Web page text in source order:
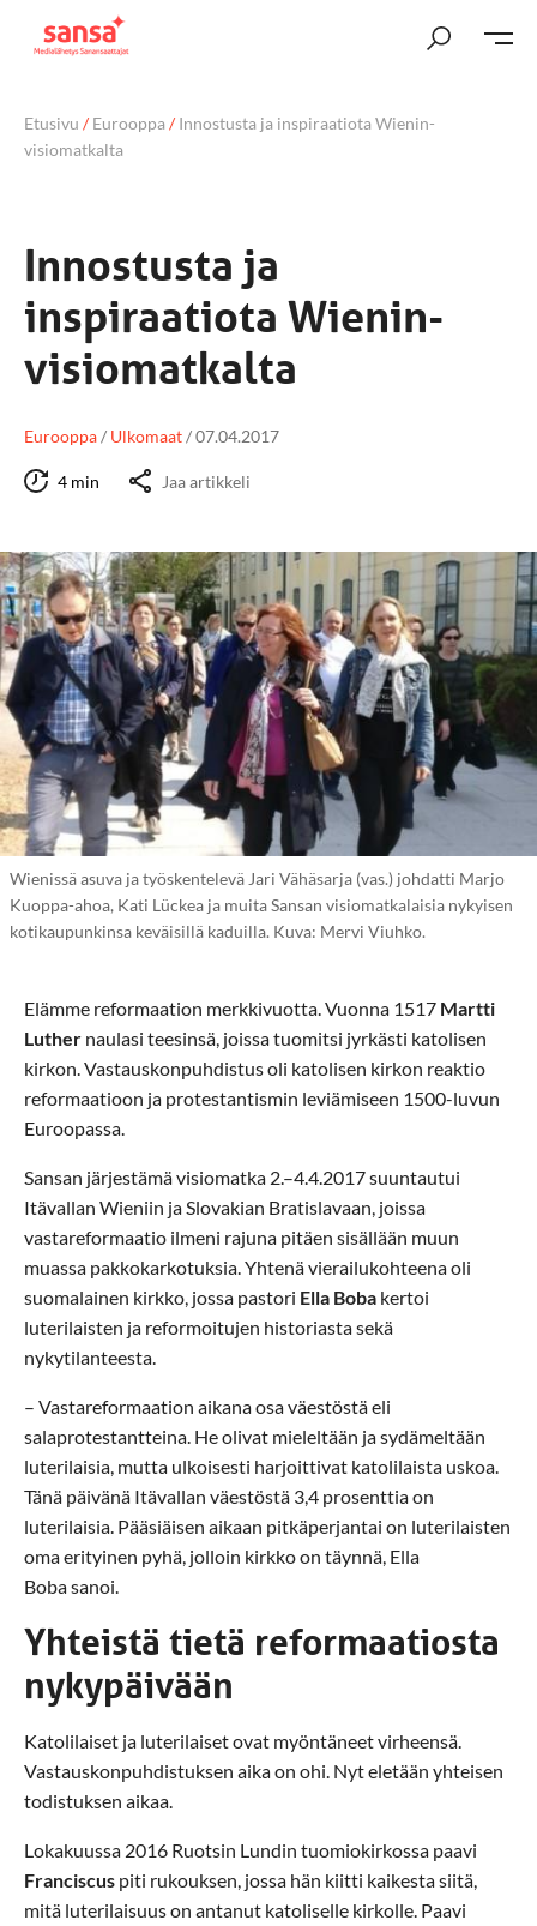
Etusivu /Eurooppa/Innostusta ja inspiraatiota Wienin-
visiomatkalta
Innostusta ja
inspiraatiota Wienin-
visiomatkalta
Eurooppa/ Ulkomaat/07.04.2017
4 min Jaa artikkeli
Wienissä asuva ja työskentelevä Jari Vähäsarja (vas.) johdatti Marjo
Kuoppa-ahoa, Kati Lückea ja muita Sansan visiomatkalaisia nykyisen
kotikaupunkinsa keväisillä kaduilla. Kuva: Mervi Viuhko.
Elämme reformaation merkkivuotta. Vuonna 1517 Martti
Luther naulasi teesinsä, joissa tuomitsi jyrkästi katolisen
kirkon. Vastauskonpuhdistus oli katolisen kirkon reaktio
reformaatioon ja protestantismin leviämiseen 1500-luvun
Euroopassa.
Sansan järjestämä visiomatka 2.–4.4.2017 suuntautui
Itävallan Wieniin ja Slovakian Bratislavaan, joissa
vastareformaatio ilmeni rajuna pitäen sisällään muun
muassa pakkokarkotuksia. Yhtenä vierailukohteena oli
suomalainen kirkko, jossa pastori Ella Boba kertoi
luterilaisten ja reformoitujen historiasta sekä
nykytilanteesta.
– Vastareformaation aikana osa väestöstä eli
salaprotestantteina. He olivat mieleltään ja sydämeltään
luterilaisia, mutta ulkoisesti harjoittivat katolilaista uskoa.
Tänä päivänä Itävallan väestöstä 3,4 prosenttia on
luterilaisia. Pääsiäisen aikaan pitkäperjantai on luterilaisten
oma erityinen pyhä, jolloin kirkko on täynnä, Ella
Boba sanoi.
Yhteistä tietä reformaatiosta
nykypäivään
Katolilaiset ja luterilaiset ovat myöntäneet virheensä.
Vastauskonpuhdistuksen aika on ohi. Nyt eletään yhteisen
todistuksen aikaa.
Lokakuussa 2016 Ruotsin Lundin tuomiokirkossa paavi
Franciscus piti rukouksen, jossa hän kiitti kaikesta siitä,
mitä luterilaisuus on antanut katoliselle kirkolle. Paavi